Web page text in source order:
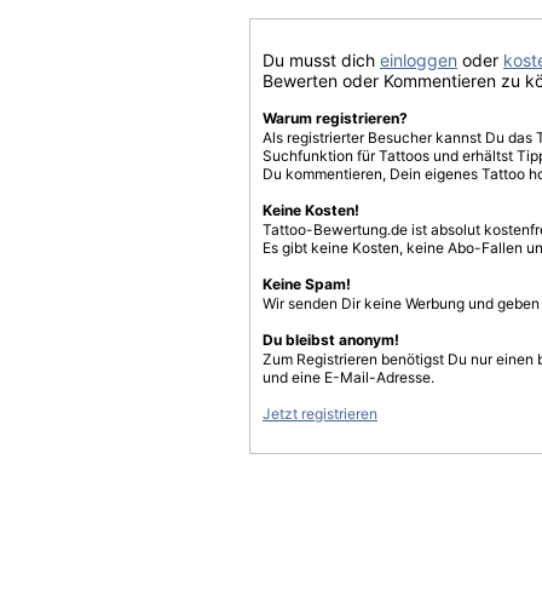
Du musst dich einloggen oder
Bewerten oder Kommentieren zu
Warum registrieren?
Als registrierter Besucher kannst Du
Suchfunktion für Tattoos und erhältst
Du kommentieren, Dein eigenes Tattoo
Keine Kosten!
Tattoo-Bewertung.de ist absolut
Es gibt keine Kosten, keine Abo-Fallen
Keine Spam!
Wir senden Dir keine Werbung und
Du bleibst anonym!
Zum Registrieren benötigst Du nur einen
und eine E-Mail-Adresse.
Jetzt registrieren